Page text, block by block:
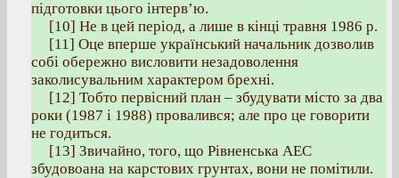
підготовки цього інтерв’ю.
[10] Не в цей період, а лише в кінці травня 1986 р.
[11] Оце вперше український начальник дозволив
собі обережно висловити незадоволення
заколисувальним характером брехні.
[12] Тобто первісний план – збудувати місто за два
роки (1987 і 1988) провалився; але про це говорити
не годиться.
[13] Звичайно, того, що Рівненська АЕС
збудовоана на карстових грунтах, вони не помітили.